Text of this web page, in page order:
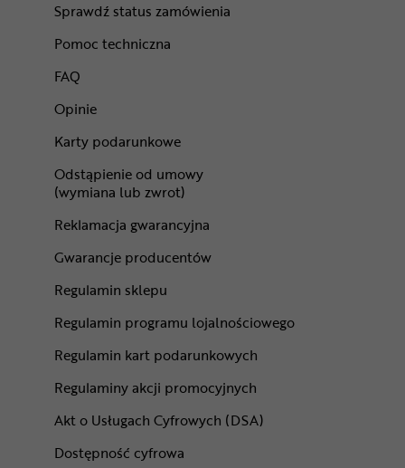
Sprawdź status zamówienia
Pomoc techniczna
FAQ
Opinie
Karty podarunkowe
Odstąpienie od umowy
(wymiana lub zwrot)
Reklamacja gwarancyjna
Gwarancje producentów
Regulamin sklepu
Regulamin programu lojalnościowego
Regulamin kart podarunkowych
Regulaminy akcji promocyjnych
Akt o Usługach Cyfrowych (DSA)
Dostępność cyfrowa